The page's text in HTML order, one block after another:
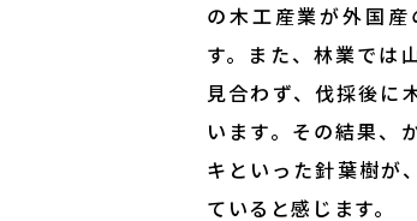
の木工産業が外国
す。また、林業では
見合わず、伐採後に
います。その結果、
キといった針葉樹が
ていると感じます。